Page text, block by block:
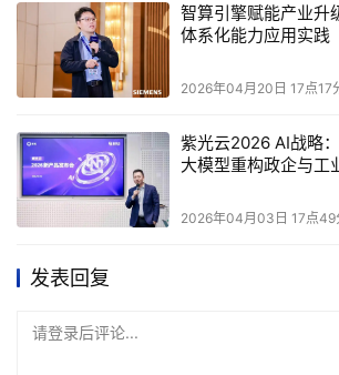
智算引擎赋能产业升
体系化能力应用实践
2026年04月20日 17点17
紫光云2026 AI战略
大模型重构政企与工
2026年04月03日 17点49
发表回复
请登录后评论...